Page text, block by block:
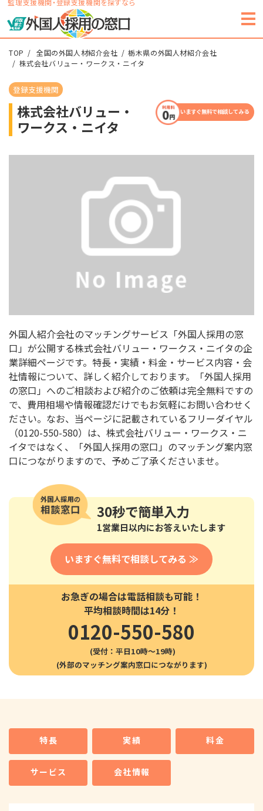
監理支援機関・登録支援機関を探すなら
TOP 全国の外国人材紹介会社
栃木県の外国人材紹介会社
株式会社バリュー・ワークス・ニイタ
登録支援機関
株式会社バリュー・
ワークス・ニイタ
いますぐ無料で相談してみる
外国人紹介会社のマッチングサービス「外国人採用の窓
口」が公開する株式会社バリュー・ワークス・ニイタの企
業詳細ページです。特長・実績・料金・サービス内容・会
社情報について、詳しく紹介しております。「外国人採用
の窓口」へのご相談および紹介のご依頼は完全無料ですの
で、費用相場や情報確認だけでもお気軽にお問い合わせく
ださい。なお、当ページに記載されているフリーダイヤル
（0120-550-580）は、株式会社バリュー・ワークス・ニ
イタではなく、「外国人採用の窓口」のマッチング案内窓
口につながりますので、予めご了承くださいませ。
30秒で簡単入力
1営業日以内にお答えいたします
いますぐ無料で相談してみる ≫
お急ぎの場合は電話相談も可能！
平均相談時間は14分！
0120-550-580
(受付：平日10時〜19時)
特長 実績 料金
サービス 会社情報